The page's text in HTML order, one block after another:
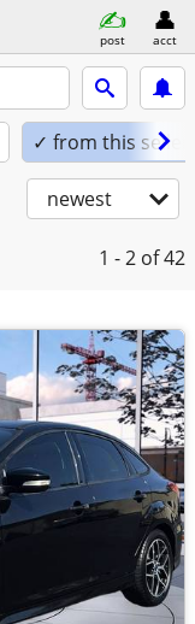
post acct
✓ from this seller
newest
1 - 2 of 42